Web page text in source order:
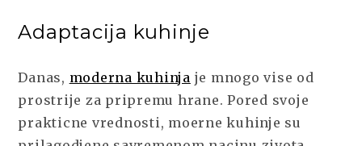
Adaptacija kuhinje
Danas, moderna kuhinja je mnogo vise od
prostrije za pripremu hrane. Pored svoje
prakticne vrednosti, moerne kuhinje su